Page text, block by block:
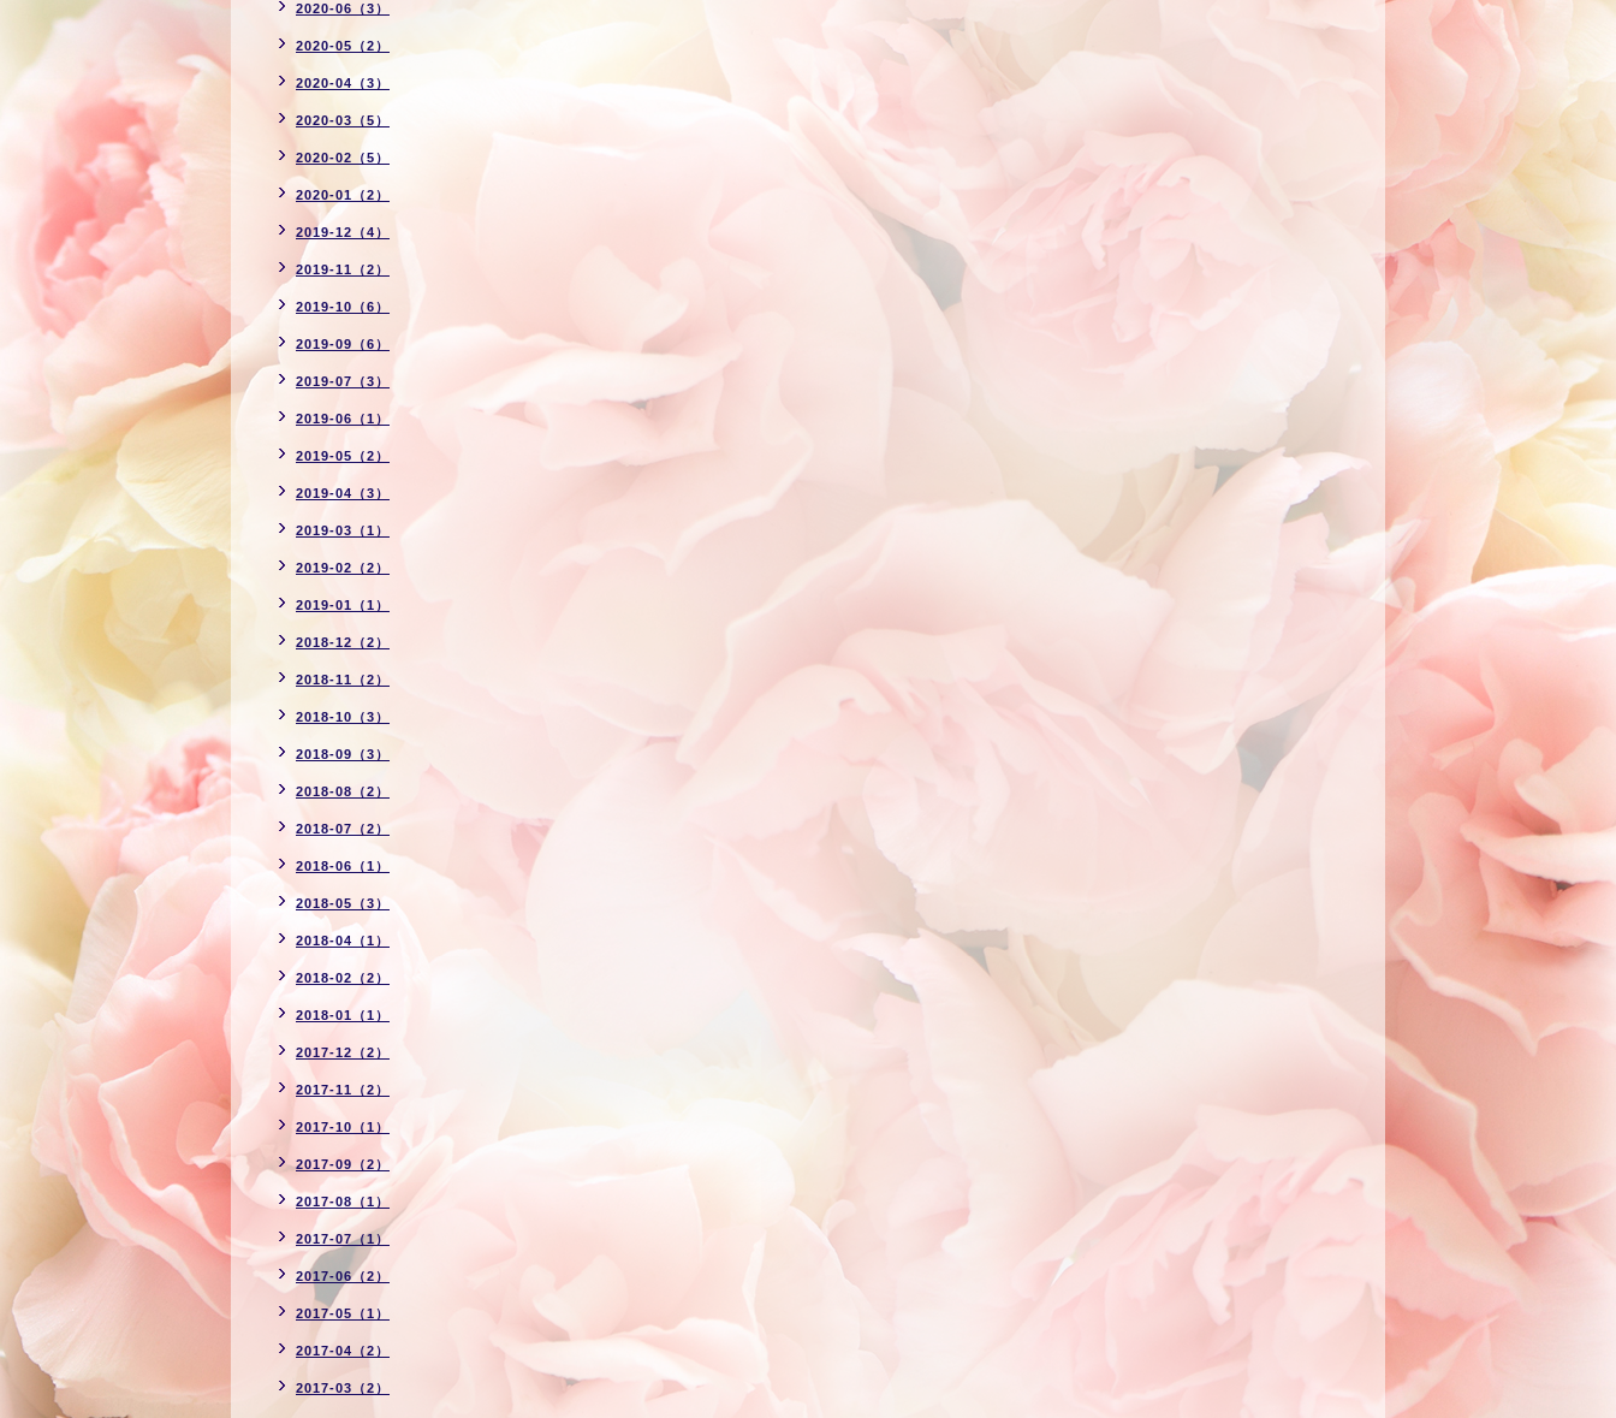
2020-06（3）
2020-05（2）
2020-04（3）
2020-03（5）
2020-02（5）
2020-01（2）
2019-12（4）
2019-11（2）
2019-10（6）
2019-09（6）
2019-07（3）
2019-06（1）
2019-05（2）
2019-04（3）
2019-03（1）
2019-02（2）
2019-01（1）
2018-12（2）
2018-11（2）
2018-10（3）
2018-09（3）
2018-08（2）
2018-07（2）
2018-06（1）
2018-05（3）
2018-04（1）
2018-02（2）
2018-01（1）
2017-12（2）
2017-11（2）
2017-10（1）
2017-09（2）
2017-08（1）
2017-07（1）
2017-06（2）
2017-05（1）
2017-04（2）
2017-03（2）